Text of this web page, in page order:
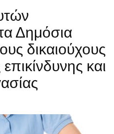
Δημόσια
δικαιούχους
και